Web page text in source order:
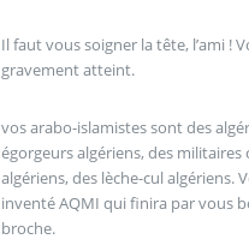
Il faut vous soigner la tête, l’ami !
gravement atteint.
vos arabo-islamistes sont des
égorgeurs algériens, des militaires
algériens, des lèche-cul algériens.
inventé AQMI qui finira par vous
broche.